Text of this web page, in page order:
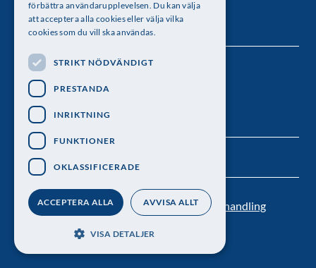
Telefon: 08-673 95 00
Kontakt Nyhetsbrev
Personuppgiftsbehandling
Följ oss
förbättra användarupplevelsen. Du kan välja
att acceptera alla cookies eller välja vilka
cookies som du vill ska användas.
STRIKT NÖDVÄNDIGT
PRESTANDA
INRIKTNING
FUNKTIONER
OKLASSIFICERADE
ACCEPTERA ALLA AVVISA ALLT
VISA DETALJER